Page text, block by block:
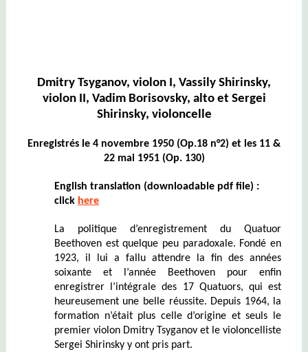
Dmitry Tsyganov, violon I, Vassily Shirinsky,
violon II, Vadim Borisovsky, alto et Sergei
Shirinsky, violoncelle
Enregistrés le 4 novembre 1950 (Op.18 n°2) et les 11 &
22 mai 1951 (Op. 130)
English translation (downloadable pdf file) :
click here
La politique d’enregistrement du Quatuor
Beethoven est quelque peu paradoxale. Fondé en
1923, il lui a fallu attendre la fin des années
soixante et l’année Beethoven pour enfin
enregistrer l’intégrale des 17 Quatuors, qui est
heureusement une belle réussite. Depuis 1964, la
formation n’était plus celle d’origine et seuls le
premier violon Dmitry Tsyganov et le violoncelliste
Sergei Shirinsky y ont pris part.